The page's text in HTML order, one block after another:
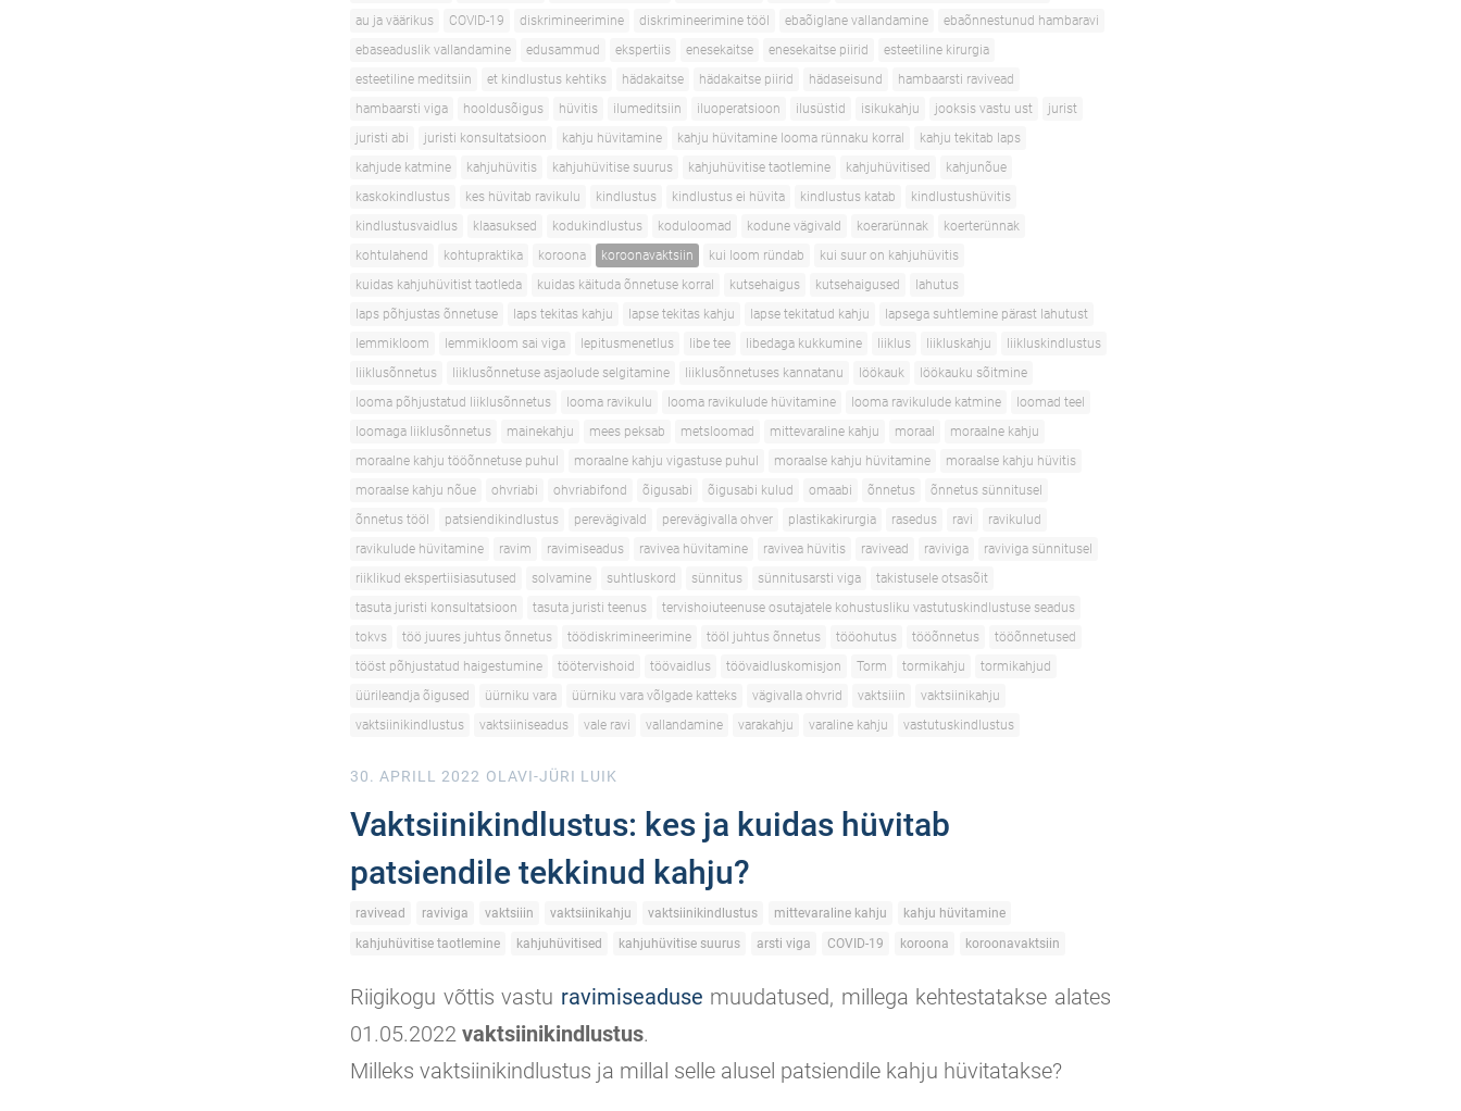
au ja väärikus
COVID-19 diskrimineerimine diskrimineerimine tööl ebaõiglane vallandamine
ebaõnnestunud hambaravi
ebaseaduslik vallandamine
edusammud ekspertiis enesekaitse enesekaitse piirid
esteetiline kirurgia
esteetiline meditsiin
et kindlustus kehtiks hädakaitse hädakaitse piirid hädaseisund
hambaarsti ravivead
hambaarsti viga
hooldusõigus hüvitis ilumeditsiin iluoperatsioon ilusüstid isikukahju jooksis vastu ust
jurist
juristi abi
juristi konsultatsioon kahju hüvitamine kahju hüvitamine looma rünnaku korral
kahju tekitab laps
kahjude katmine
kahjuhüvitis kahjuhüvitise suurus kahjuhüvitise taotlemine kahjuhüvitised
kahjunõue
kaskokindlustus
kes hüvitab ravikulu kindlustus kindlustus ei hüvita kindlustus katab
kindlustushüvitis
kindlustusvaidlus
klaasuksed kodukindlustus koduloomad kodune vägivald koerarünnak
koerterünnak
kohtulahend
kohtupraktika koroona koroonavaktsiin kui loom ründab
kui suur on kahjuhüvitis
kuidas kahjuhüvitist taotleda
kuidas käituda õnnetuse korral kutsehaigus kutsehaigused
lahutus
laps põhjustas õnnetuse
laps tekitas kahju lapse tekitas kahju lapse tekitatud kahju
lapsega suhtlemine pärast lahutust
lemmikloom
lemmikloom sai viga lepitusmenetlus libe tee libedaga kukkumine liiklus liikluskahju
liikluskindlustus
liiklusõnnetus
liiklusõnnetuse asjaolude selgitamine liiklusõnnetuses kannatanu löökauk
löökauku sõitmine
looma põhjustatud liiklusõnnetus
looma ravikulu looma ravikulude hüvitamine looma ravikulude katmine
loomad teel
loomaga liiklusõnnetus
mainekahju mees peksab metsloomad mittevaraline kahju moraal
moraalne kahju
moraalne kahju tööõnnetuse puhul
moraalne kahju vigastuse puhul moraalse kahju hüvitamine
moraalse kahju hüvitis
moraalse kahju nõue
ohvriabi ohvriabifond õigusabi õigusabi kulud omaabi õnnetus
õnnetus sünnitusel
õnnetus tööl
patsiendikindlustus perevägivald perevägivalla ohver plastikakirurgia rasedus ravi
ravikulud
ravikulude hüvitamine
ravim ravimiseadus ravivea hüvitamine ravivea hüvitis ravivead raviviga
raviviga sünnitusel
riiklikud ekspertiisiasutused
solvamine suhtluskord sünnitus sünnitusarsti viga
takistusele otsasõit
tasuta juristi konsultatsioon
tasuta juristi teenus
tervishoiuteenuse osutajatele kohustusliku vastutuskindlustuse seadus
tokvs
töö juures juhtus õnnetus töödiskrimineerimine tööl juhtus õnnetus tööohutus tööõnnetus
tööõnnetused
tööst põhjustatud haigestumine
töötervishoid töövaidlus töövaidluskomisjon Torm tormikahju
tormikahjud
üürileandja õigused
üürniku vara üürniku vara võlgade katteks vägivalla ohvrid vaktsiiin
vaktsiinikahju
vaktsiinikindlustus
vaktsiiniseadus vale ravi vallandamine varakahju varaline kahju vastutuskindlustus
30. APRILL 2022 OLAVI-JÜRI LUIK
Vaktsiinikindlustus: kes ja kuidas hüvitab
patsiendile tekkinud kahju?
ravivead raviviga vaktsiiin vaktsiinikahju vaktsiinikindlustus mittevaraline kahju
kahju hüvitamine
kahjuhüvitise taotlemine
kahjuhüvitised kahjuhüvitise suurus arsti viga COVID-19 koroona koroonavaktsiin
Riigikogu võttis vastu ravimiseaduse muudatused, millega kehtestatakse alates
01.05.2022 vaktsiinikindlustus.
Milleks vaktsiinikindlustus ja millal selle alusel patsiendile kahju hüvitatakse?